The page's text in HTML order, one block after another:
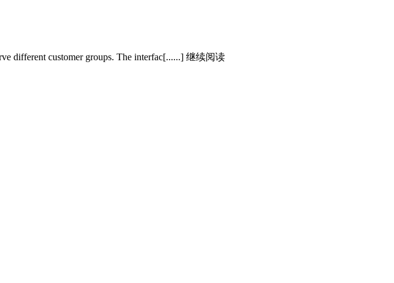
different customer groups. The interfac[......] 继续阅读